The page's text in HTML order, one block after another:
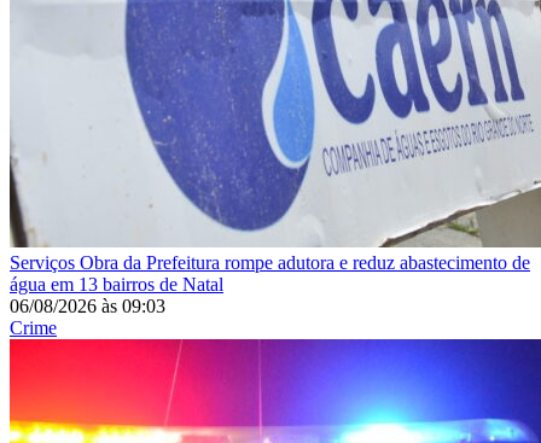
Serviços Obra da Prefeitura rompe adutora e reduz abastecimento de
água em 13 bairros de Natal
06/08/2026 às 09:03
Crime